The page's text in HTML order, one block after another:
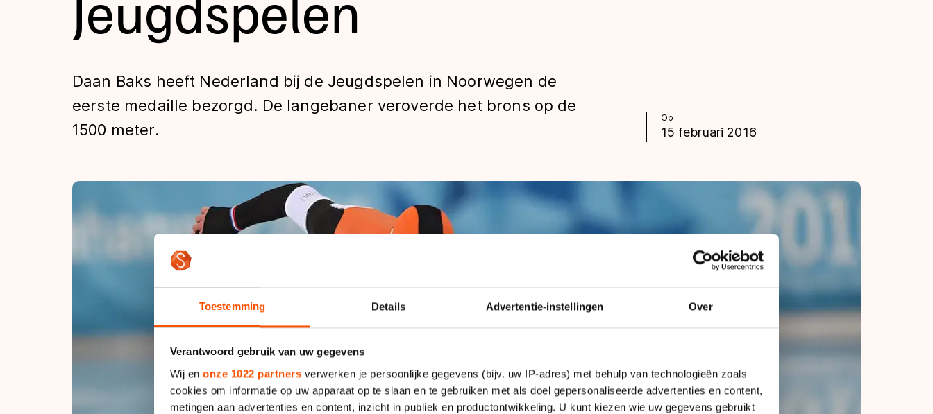
Toestemming Details Advertentie-instellingen Over
Verantwoord gebruik van uw gegevens
Wij en onze 1022 partners verwerken je persoonlijke gegevens (bijv. uw IP-adres) met behulp van technologieën zoals
cookies om informatie op uw apparaat op te slaan en te gebruiken met als doel gepersonaliseerde advertenties en content,
metingen aan advertenties en content, inzicht in publiek en productontwikkeling. U kunt kiezen wie uw gegevens gebruikt
Tijden & historie
De weg op
Schaatsfans
Olympische Spelen
Op
15 februari 2016
Daan Baks heeft Nederland bij de Jeugdspelen in Noorwegen de
eerste medaille bezorgd. De langebaner veroverde het brons op de
1500 meter.